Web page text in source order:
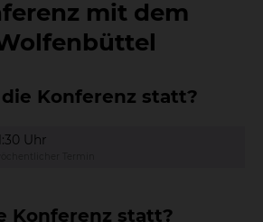
mit dem
Konferenz statt?
Uhr
Konferenz statt?